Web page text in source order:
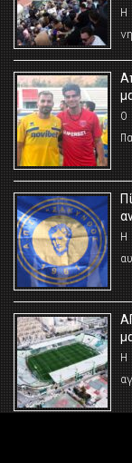
Η
Ο
Η
Η